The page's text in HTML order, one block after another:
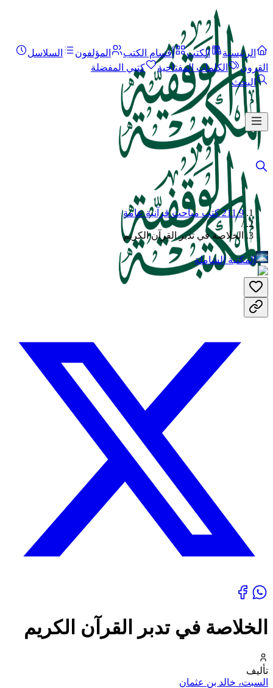
الرئيسية الكتب أقسام الكتب المؤلفون
السلاسل
القرون
الكلمات المفتاحية
كتبي المفضلة
البحث
211.9 كتب مباحث قرآنية عامة
/
الخلاصة في تدبر القرآن الكريم
المكتبة الشاملة
الخلاصة في تدبر القرآن الكريم
تأليف
السبت، خالد بن عثمان